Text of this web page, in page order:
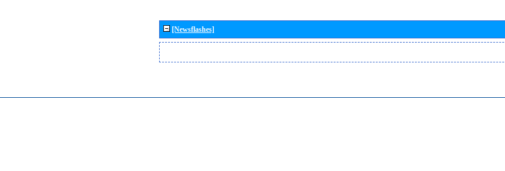
[Newsflashes]